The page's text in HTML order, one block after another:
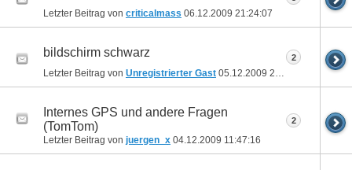
Letzter Beitrag von criticalmass 06.12.2009 21:24:07
bildschirm schwarz
Letzter Beitrag von Unregistrierter Gast 05.12.2009 22:29:52
2
Internes GPS und andere Fragen
(TomTom)
Letzter Beitrag von juergen_x 04.12.2009 11:47:16
2